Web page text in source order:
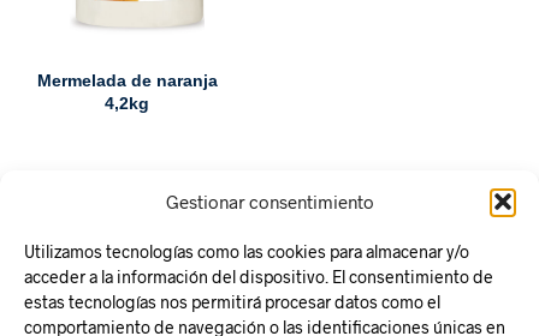
Gestionar consentimiento
Utilizamos tecnologías como las cookies para almacenar y/o
acceder a la información del dispositivo. El consentimiento de
estas tecnologías nos permitirá procesar datos como el
comportamiento de navegación o las identificaciones únicas en
Mermelada de naranja
4,2kg